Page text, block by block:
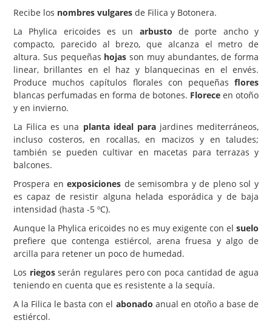
Carencias
Fotos
Flores y Plantas
Árboles y Palmeras
Arbustos y Trepadoras
Recibe los nombres vulgares de Filica y Botonera.
La Phylica ericoides es un arbusto de porte ancho y
compacto, parecido al brezo, que alcanza el metro de
altura. Sus pequeñas hojas son muy abundantes, de forma
linear, brillantes en el haz y blanquecinas en el envés.
Produce muchos capítulos florales con pequeñas flores
blancas perfumadas en forma de botones. Floreceen otoño
y en invierno.
La Filica es una planta ideal parajardines mediterráneos,
incluso costeros, en rocallas, en macizos y en taludes;
también se pueden cultivar en macetas para terrazas y
balcones.
Prospera enexposiciones de semisombra y de pleno sol y
es capaz de resistir alguna helada esporádica y de baja
intensidad (hasta -5 ºC).
Aunque la Phylica ericoides no es muy exigente con el suelo
prefiere que contenga estiércol, arena fruesa y algo de
arcilla para retener un poco de humedad.
Los riegosserán regulares pero con poca cantidad de agua
teniendo en cuenta que es resistente a la sequía.
A la Filica le basta con el abonado anual en otoño a base de
estiércol.